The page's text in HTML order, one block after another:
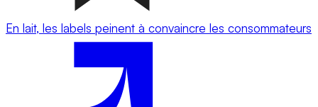
En lait, les labels peinent à convaincre les consommateurs